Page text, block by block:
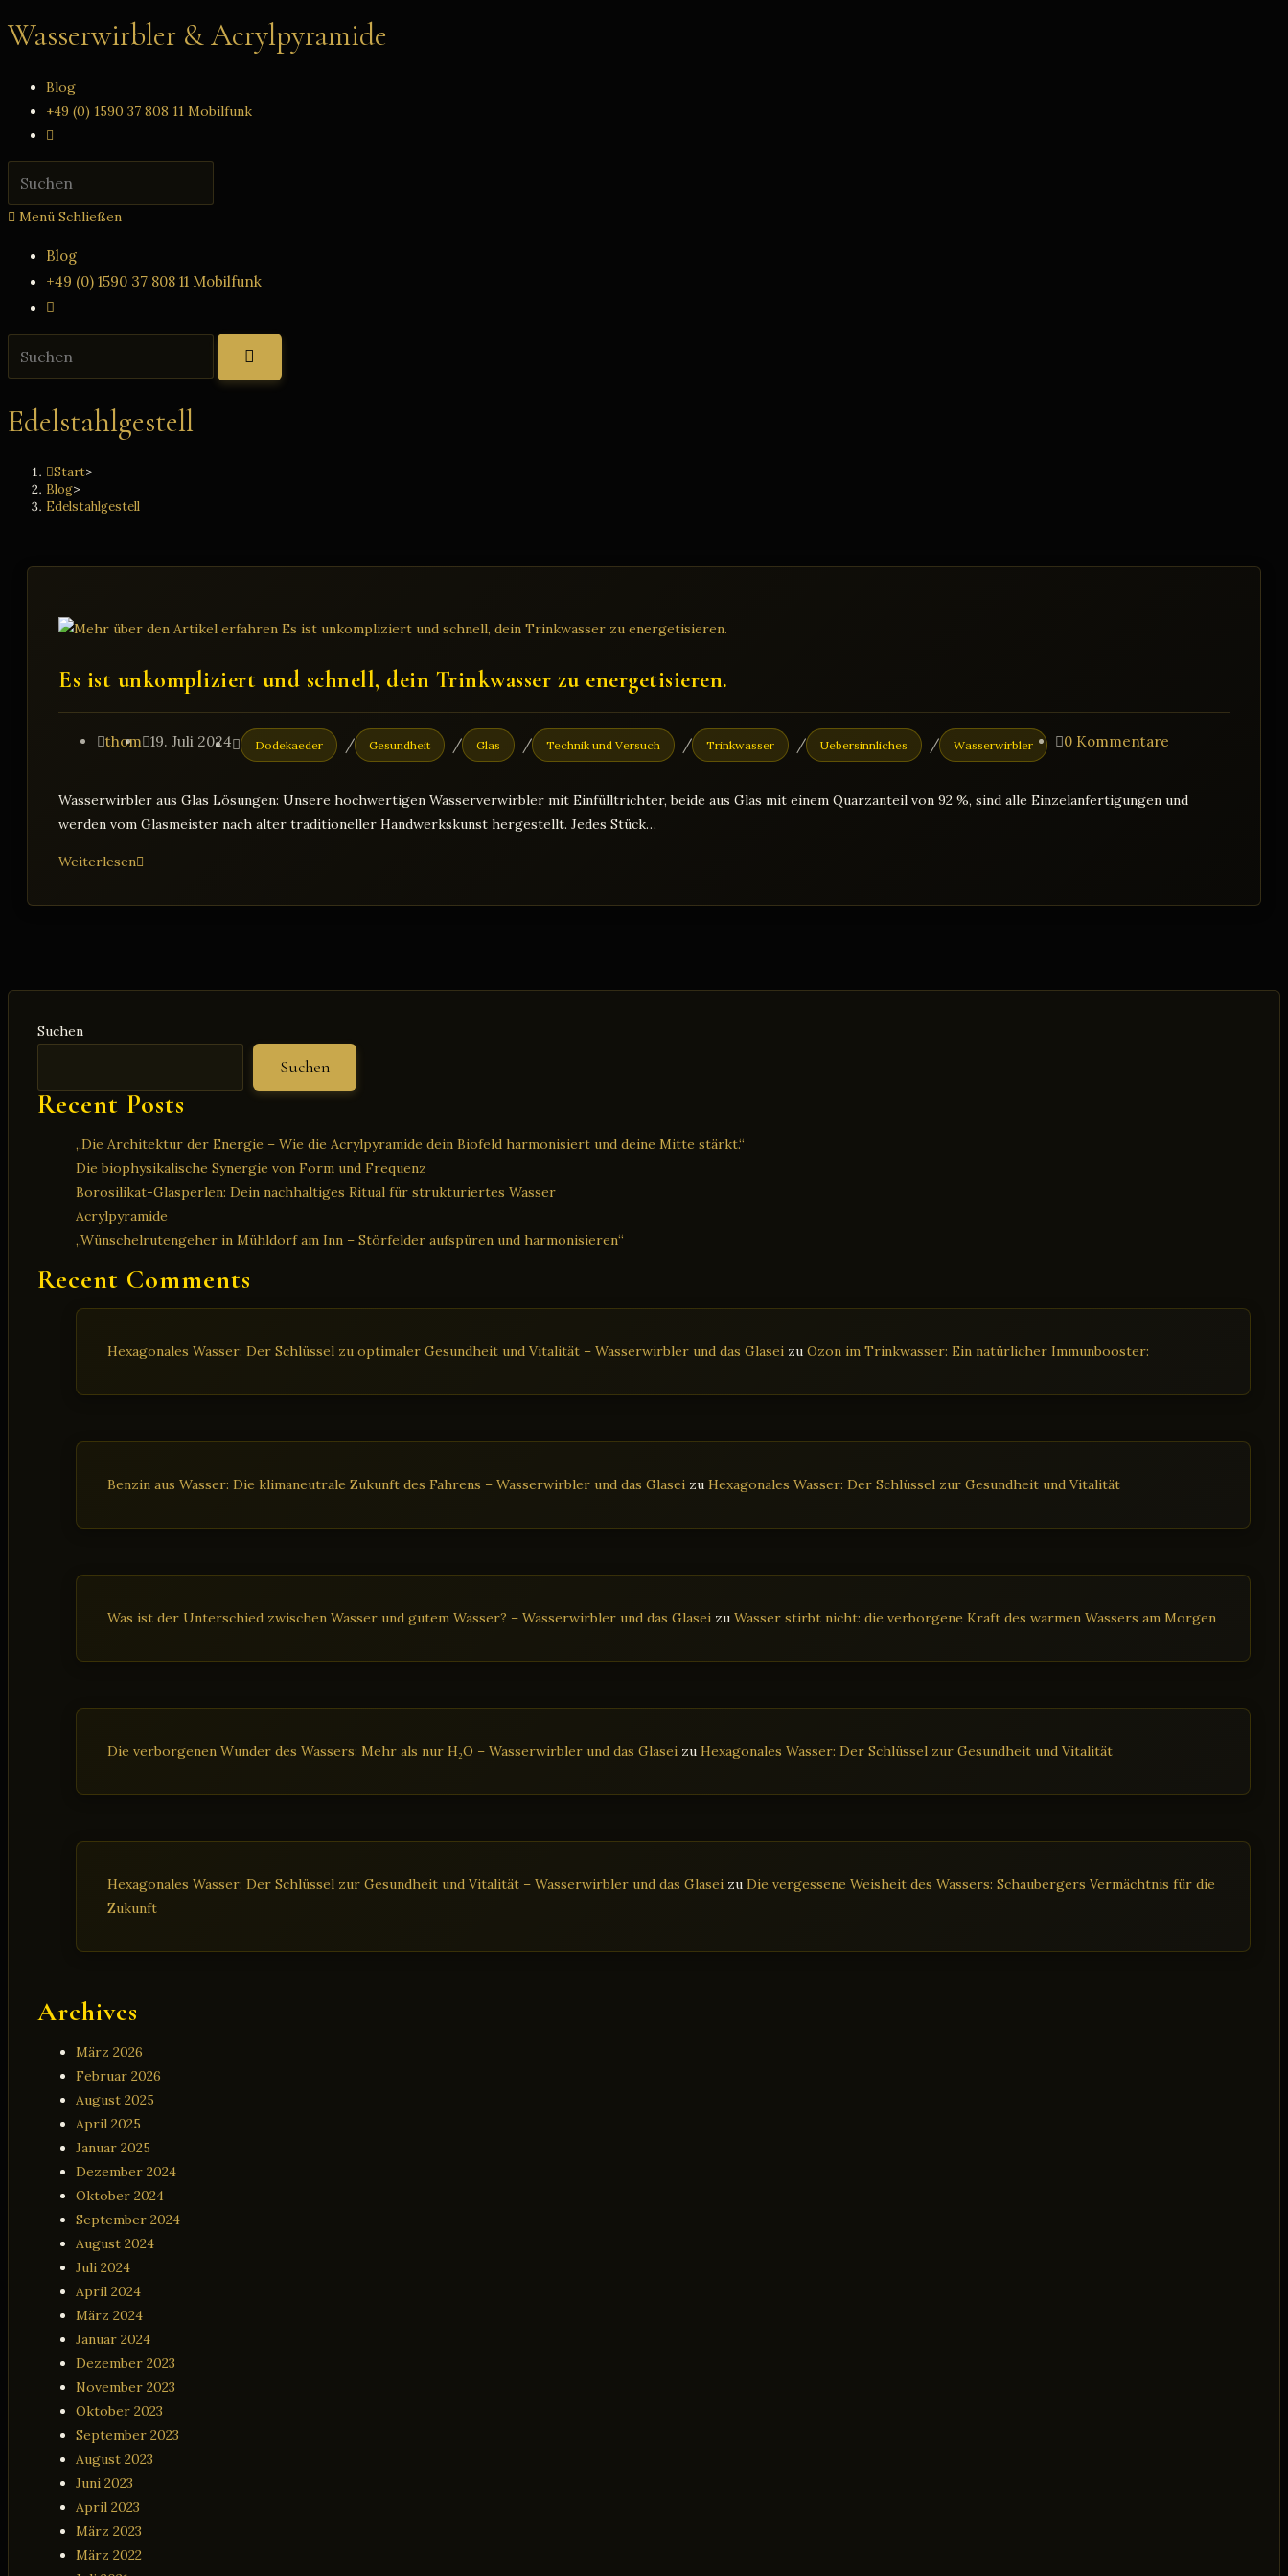
Inhalt
Wasserwirbler & Acrylpyramide
Blog
+49 (0) 1590 37 808 11 Mobilfunk
Website-
Suche
umschalten
search
Menü Schließen
Blog
+49 (0) 1590 37 808 11 Mobilfunk
Website-
Suche
umschalten
Website
Edelstahlgestell
Start>
Blog>
Edelstahlgestell
Es ist unkompliziert und schnell, dein Trinkwasser zu energetisieren.
Beitrags-
thomBeitrag
19. Juli 2024Beitrags-
Kategorie:
Dodekaeder / Gesundheit / Glas / Technik und Versuch / Trinkwasser / Uebersinnliches / Wasserwirbler
Beitrags-
0 Kommentare
Wasserwirbler aus Glas Lösungen: Unsere hochwertigen Wasserverwirbler mit Einfülltrichter, beide aus Glas mit einem Quarzanteil von 92 %, sind alle Einzelanfertigungen und
werden vom Glasmeister nach alter traditioneller Handwerkskunst hergestellt. Jedes Stück…
WeiterlesenEs
unkompliziert
Suchen
Suchen
Recent Posts
„Die Architektur der Energie – Wie die Acrylpyramide dein Biofeld harmonisiert und deine Mitte stärkt.“
Die biophysikalische Synergie von Form und Frequenz
Borosilikat-Glasperlen: Dein nachhaltiges Ritual für strukturiertes Wasser
Acrylpyramide
„Wünschelrutengeher in Mühldorf am Inn – Störfelder aufspüren und harmonisieren“
Recent Comments
Hexagonales Wasser: Der Schlüssel zu optimaler Gesundheit und Vitalität – Wasserwirbler und das Glasei zu Ozon im Trinkwasser: Ein natürlicher Immunbooster:
Benzin aus Wasser: Die klimaneutrale Zukunft des Fahrens – Wasserwirbler und das Glasei zu Hexagonales Wasser: Der Schlüssel zur Gesundheit und Vitalität
Was ist der Unterschied zwischen Wasser und gutem Wasser? – Wasserwirbler und das Glasei zu Wasser stirbt nicht: die verborgene Kraft des warmen Wassers am Morgen
Die verborgenen Wunder des Wassers: Mehr als nur H₂O – Wasserwirbler und das Glasei zu Hexagonales Wasser: Der Schlüssel zur Gesundheit und Vitalität
Hexagonales Wasser: Der Schlüssel zur Gesundheit und Vitalität – Wasserwirbler und das Glasei zu Die vergessene Weisheit des Wassers: Schaubergers Vermächtnis für die
Zukunft
Archives
März 2026
Februar 2026
August 2025
April 2025
Januar 2025
Dezember 2024
Oktober 2024
September 2024
August 2024
Juli 2024
April 2024
März 2024
Januar 2024
Dezember 2023
November 2023
Oktober 2023
September 2023
August 2023
Juni 2023
April 2023
März 2023
März 2022